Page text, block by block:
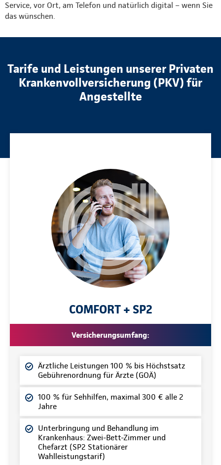
Service, vor Ort, am Telefon und natürlich digital – wenn Sie
das wünschen.
Tarife und Leistungen unserer Privaten
Krankenvollversicherung (PKV) für
Angestellte
COMFORT + SP2
Versicherungsumfang:
Ärztliche Leistungen 100 % bis Höchstsatz
Gebührenordnung für Ärzte (GOÄ)
100 % für Sehhilfen, maximal 300 € alle 2
Jahre
Unterbringung und Behandlung im
Krankenhaus: Zwei-Bett-Zimmer und
Chefarzt (SP2 Stationärer
Wahlleistungstarif)